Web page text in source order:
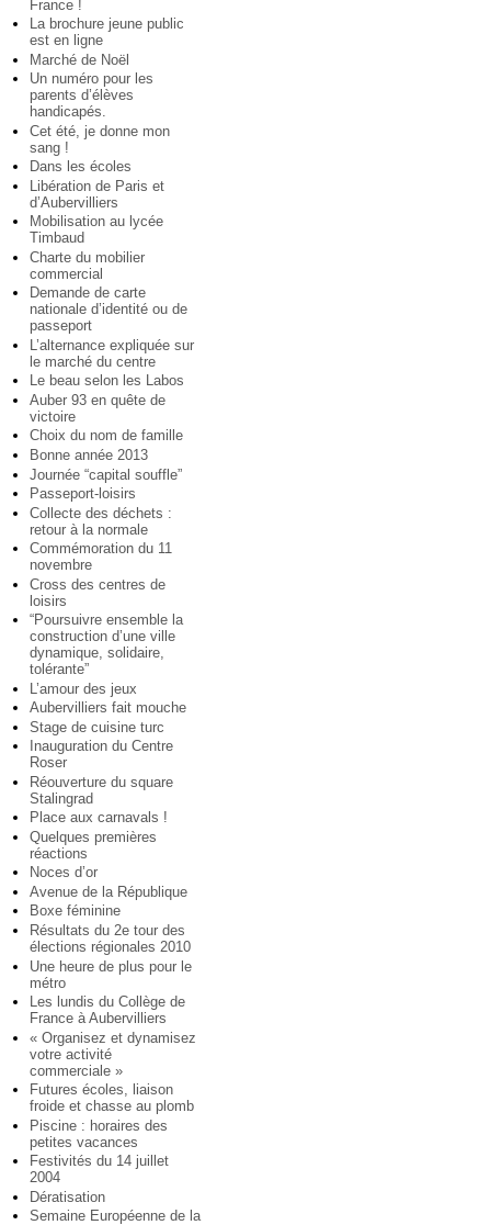
France !
La brochure jeune public
est en ligne
Marché de Noël
Un numéro pour les
parents d’élèves
handicapés.
Cet été, je donne mon
sang !
Dans les écoles
Libération de Paris et
d’Aubervilliers
Mobilisation au lycée
Timbaud
Charte du mobilier
commercial
Demande de carte
nationale d’identité ou de
passeport
L’alternance expliquée sur
le marché du centre
Le beau selon les Labos
Auber 93 en quête de
victoire
Choix du nom de famille
Bonne année 2013
Journée “capital souffle”
Passeport-loisirs
Collecte des déchets :
retour à la normale
Commémoration du 11
novembre
Cross des centres de
loisirs
“Poursuivre ensemble la
construction d’une ville
dynamique, solidaire,
tolérante”
L’amour des jeux
Aubervilliers fait mouche
Stage de cuisine turc
Inauguration du Centre
Roser
Réouverture du square
Stalingrad
Place aux carnavals !
Quelques premières
réactions
Noces d’or
Avenue de la République
Boxe féminine
Résultats du 2e tour des
élections régionales 2010
Une heure de plus pour le
métro
Les lundis du Collège de
France à Aubervilliers
« Organisez et dynamisez
votre activité
commerciale »
Futures écoles, liaison
froide et chasse au plomb
Piscine : horaires des
petites vacances
Festivités du 14 juillet
2004
Dératisation
Semaine Européenne de la